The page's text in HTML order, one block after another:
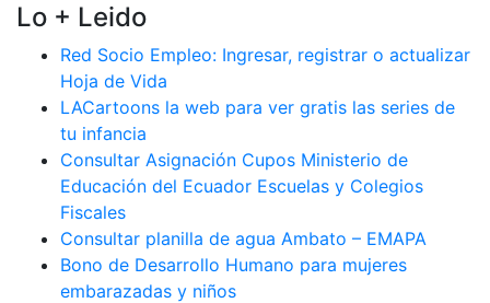
Lo + Leido
Red Socio Empleo: Ingresar, registrar o actualizar
Hoja de Vida
LACartoons la web para ver gratis las series de
tu infancia
Consultar Asignación Cupos Ministerio de
Educación del Ecuador Escuelas y Colegios
Fiscales
Consultar planilla de agua Ambato – EMAPA
Bono de Desarrollo Humano para mujeres
embarazadas y niños